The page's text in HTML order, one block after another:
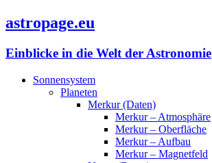
astropage.eu
Einblicke in die Welt der Astronomie
Sonnensystem
Planeten
Merkur (Daten)
Merkur – Atmosphäre
Merkur – Oberfläche
Merkur – Aufbau
Merkur – Magnetfeld